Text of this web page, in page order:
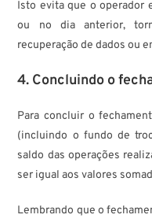
Isto evita que o operador
ou no dia anterior,
recuperação de dados ou
4. Concluindo o
Para concluir o
(incluindo o fundo de
saldo das operações
ser igual aos valores
Lembrando que o